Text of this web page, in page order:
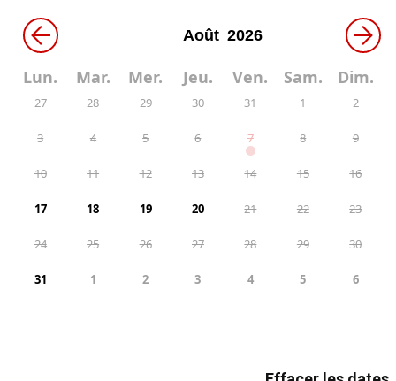
← →
Lun. Mar. Mer. Jeu. Ven. Sam. Dim.
27 28 29 30 31 1 2
3 4 5 6 7 8 9
10 11 12 13 14 15 16
17 18 19 20 21 22 23
24 25 26 27 28 29 30
31 1 2 3 4 5 6